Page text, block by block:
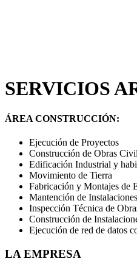
SERVICIOS
ÁREA CONSTRUCCIÓN:
Ejecución de Proyectos
Construcción de Obras
Edificación Industrial y
Movimiento de Tierra
Fabricación y Montajes de
Mantención de
Inspección Técnica de
Construcción de
Ejecución de red de datos
LA EMPRESA